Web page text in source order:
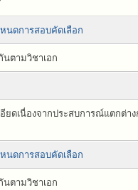
นดการสอบคัดเลือก
นตามวิชาเอก
ยดเนื่องจากประสบการณ์แตกต่า
นดการสอบคัดเลือก
นตามวิชาเอก